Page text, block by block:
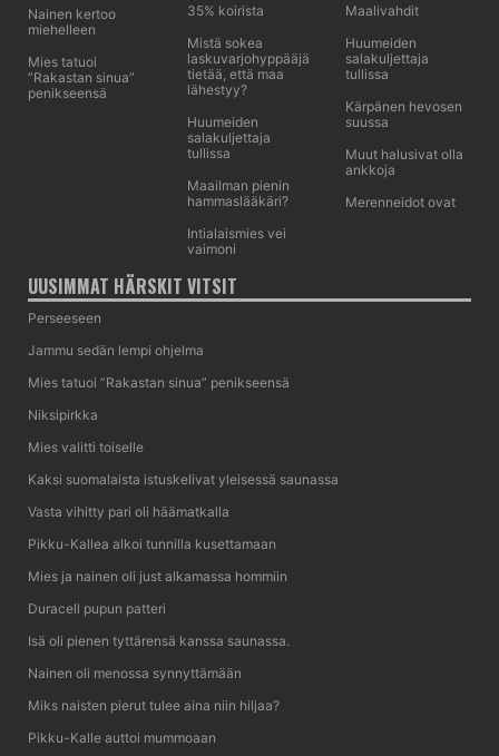
Nainen kertoo
miehelleen
Mies tatuoi
”Rakastan sinua”
penikseensä
35% koirista
Mistä sokea
laskuvarjohyppääjä
tietää, että maa
lähestyy?
Huumeiden
salakuljettaja
tullissa
Maailman pienin
hammaslääkäri?
Intialaismies vei
vaimoni
Maalivahdit
Huumeiden
salakuljettaja
tullissa
Kärpänen hevosen
suussa
Muut halusivat olla
ankkoja
Merenneidot ovat
UUSIMMAT HÄRSKIT VITSIT
Perseeseen
Jammu sedän lempi ohjelma
Mies tatuoi ”Rakastan sinua” penikseensä
Niksipirkka
Mies valitti toiselle
Kaksi suomalaista istuskelivat yleisessä saunassa
Vasta vihitty pari oli häämatkalla
Pikku-Kallea alkoi tunnilla kusettamaan
Mies ja nainen oli just alkamassa hommiin
Duracell pupun patteri
Isä oli pienen tyttärensä kanssa saunassa.
Nainen oli menossa synnyttämään
Miks naisten pierut tulee aina niin hiljaa?
Pikku-Kalle auttoi mummoaan